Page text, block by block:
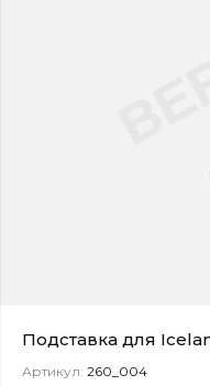
Подставка для
Артикул: 260_004